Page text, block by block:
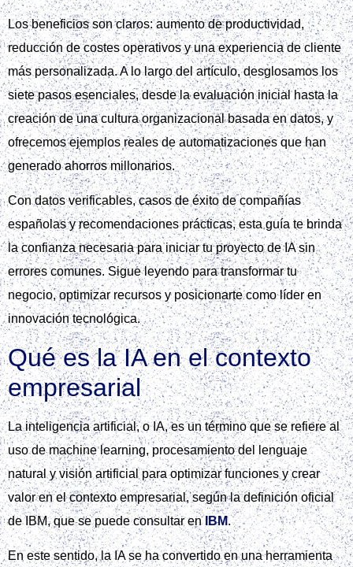
Los beneficios son claros: aumento de productividad,
reducción de costes operativos y una experiencia de cliente
más personalizada. A lo largo del artículo, desglosamos los
siete pasos esenciales, desde la evaluación inicial hasta la
creación de una cultura organizacional basada en datos, y
ofrecemos ejemplos reales de automatizaciones que han
generado ahorros millonarios.
Con datos verificables, casos de éxito de compañías
españolas y recomendaciones prácticas, esta guía te brinda
la confianza necesaria para iniciar tu proyecto de IA sin
errores comunes. Sigue leyendo para transformar tu
negocio, optimizar recursos y posicionarte como líder en
innovación tecnológica.
Qué es la IA en el contexto
empresarial
La inteligencia artificial, o IA, es un término que se refiere al
uso de machine learning, procesamiento del lenguaje
natural y visión artificial para optimizar funciones y crear
valor en el contexto empresarial, según la definición oficial
de IBM, que se puede consultar enIBM.
En este sentido, la IA se ha convertido en una herramienta